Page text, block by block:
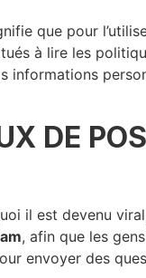
que pour
à lire les
informations
DE
il est devenu
, afin que les
envoyer des